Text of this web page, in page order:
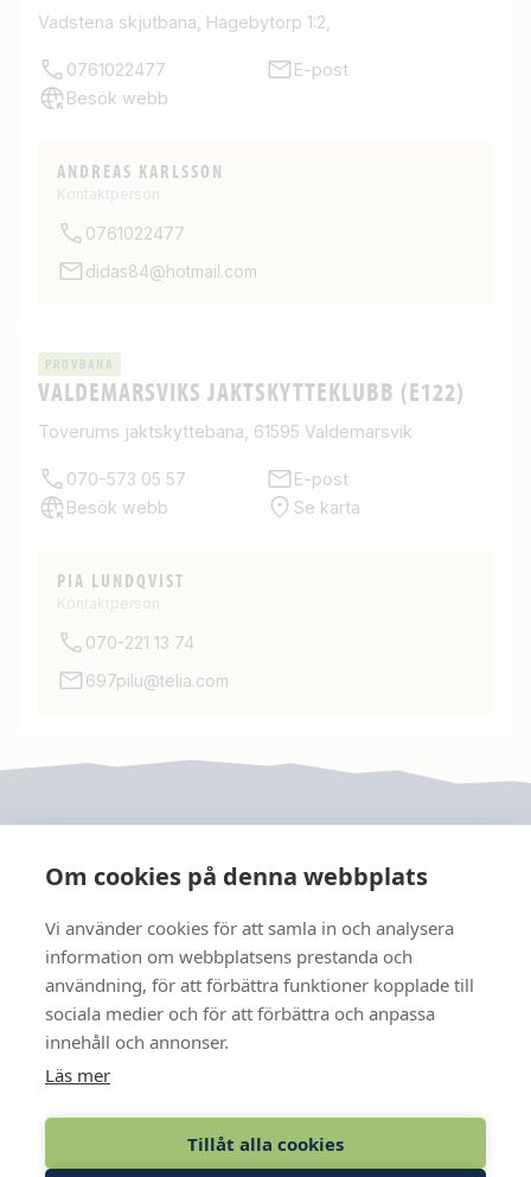
Om cookies på denna webbplats
Vi använder cookies för att samla in och analysera
information om webbplatsens prestanda och
användning, för att förbättra funktioner kopplade till
sociala medier och för att förbättra och anpassa
innehåll och annonser.
Läs mer
Tillåt alla cookies
Vadstena skjutbana, Hagebytorp 1:2,
0761022477
E-post
Besök webb
ANDREAS KARLSSON
Kontaktperson
0761022477
didas84@hotmail.com
PROVBANA
VALDEMARSVIKS JAKTSKYTTEKLUBB (E122)
Toverums jaktskyttebana, 61595 Valdemarsvik
070-573 05 57
E-post
Besök webb
Se karta
PIA LUNDQVIST
Kontaktperson
070-221 13 74
697pilu@telia.com
JRF
FÖLJ OSS
MEDLEM